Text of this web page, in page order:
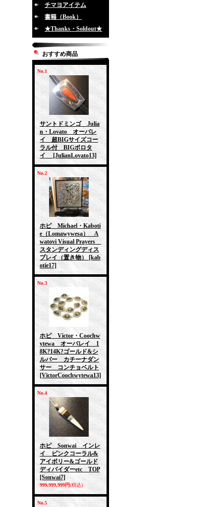
チマヨアイテム
書籍（Book）
★Thanks・Soldout★
おすすめ商品
No.1
サントドミンゴ Julia
n・Lovato オーバレ
イ 超BIGサイズコー
ラル付 BIGボロタ
イ
[JulianLovato13]
No.2
ホピ Michael・Kaboti
e（Lomawywesa） A
watovi Visual Prayers
スタンディングディス
プレイ（置き物）
[kab
otie17]
No.3
ホピ Victor・Coochw
ytewa オーバレイ 1
8K?14K?ゴールド&シ
ルバー カチーナダン
サー コンチョベルト
[VictorCoochwytewa13]
No.4
ホピ Sonwai インレ
イ ピンクコーラル&
アイボリー&ゴールド
ディバイダーetc TOP
[Sonwai7]
999,999,999円(税込)
No.5